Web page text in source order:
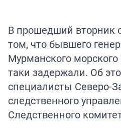
В прошедший вторник
том, что бывшего
Мурманского морского
таки задержали. Об
специалисты Северо-
следственного
Следственного